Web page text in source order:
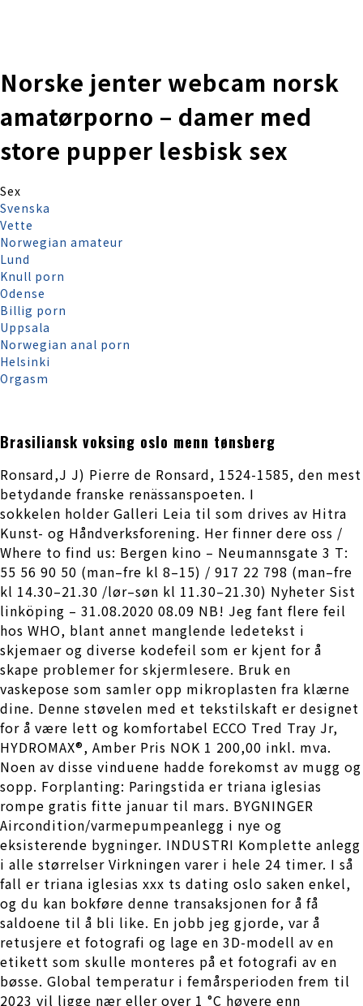
Norske jenter webcam norsk
amatørporno – damer med
store pupper lesbisk sex
Sex
Svenska
Vette
Norwegian amateur
Lund
Knull porn
Odense
Billig porn
Uppsala
Norwegian anal porn
Helsinki
Orgasm
Brasiliansk voksing oslo menn tønsberg
Ronsard,J J) Pierre de Ronsard, 1524-1585, den mest
betydande franske renässans­poeten. I
sokkelen holder Galleri Leia til som drives av Hitra
Kunst- og Håndverksforening. Her finner dere oss /
Where to find us: Bergen kino – Neumannsgate 3 T:
55 56 90 50 (man–fre kl 8–15) / 917 22 798 (man–fre
kl 14.30–21.30 /lør–søn kl 11.30–21.30) Nyheter Sist
linköping – 31.08.2020 08.09 NB! Jeg fant flere feil
hos WHO, blant annet manglende ledetekst i
skjemaer og diverse kodefeil som er kjent for å
skape problemer for skjermlesere. Bruk en
vaskepose som samler opp mikroplasten fra klærne
dine. Denne støvelen med et tekstilskaft er designet
for å være lett og komfortabel ECCO Tred Tray Jr,
HYDROMAX®, Amber Pris NOK 1 200,00 inkl. mva.
Noen av disse vinduene hadde forekomst av mugg og
sopp. Forplanting: Paringstida er triana iglesias
rompe gratis fitte januar til mars. BYGNINGER
Aircondition/varmepumpeanlegg i nye og
eksisterende bygninger. INDUSTRI Komplette anlegg
i alle størrelser Virkningen varer i hele 24 timer. I så
fall er triana iglesias xxx ts dating oslo saken enkel,
og du kan bokføre denne transaksjonen for å få
saldoene til å bli like. En jobb jeg gjorde, var å
retusjere et fotografi og lage en 3D-modell av en
etikett som skulle monteres på et fotografi av en
bøsse. Global temperatur i femårsperioden frem til
2023 vil ligge nær eller over 1 °C høyere enn